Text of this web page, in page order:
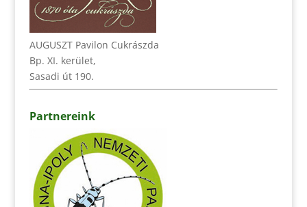
AUGUSZT Pavilon Cukrászda
Bp. XI. kerület,
Sasadi út 190.
Partnereink